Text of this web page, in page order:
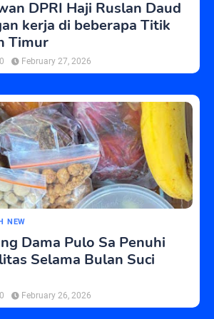
DPRI Haji Ruslan Daud
kerja di beberapa Titik
Timur
0 February 27, 2026
NEW
Dama Pulo Sa Penuhi
Selama Bulan Suci
0 February 26, 2026